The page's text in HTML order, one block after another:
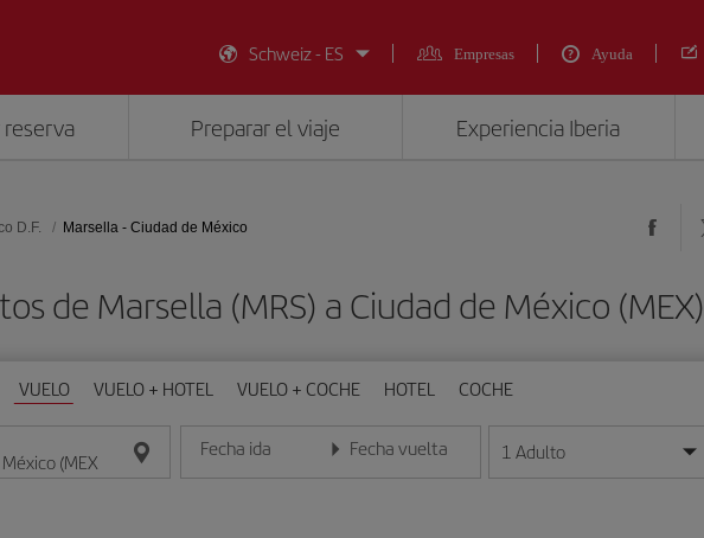
Schweiz - ES
Empresas Ayuda
Preparar el viaje Experiencia Iberia
D.F. Marsella - Ciudad de México
de Marsella (MRS) a Ciudad de México (MEX)
VUELO VUELO + HOTEL VUELO + COCHE HOTEL COCHE
Fecha ida
Introduce la fecha en formato día/mes/año
Fecha vuelta
Introduce la fecha en formato día/mes/año
1 Adulto